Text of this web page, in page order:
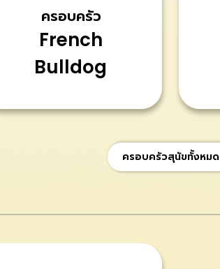
ครอบครัว
French
Bulldog
ครอบครัวสุนัขทั้งหมด